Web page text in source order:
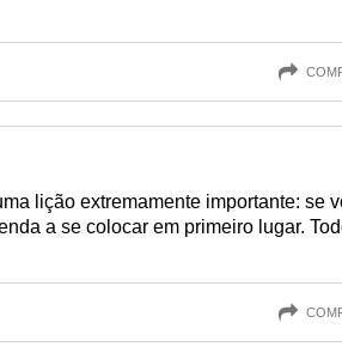
lição extremamente importante: se
a se colocar em primeiro lugar.